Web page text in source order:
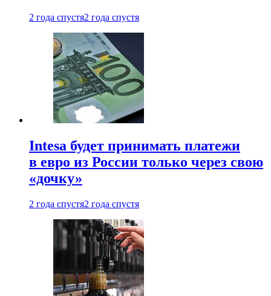
2 года спустя2 года спустя
Intesa будет принимать платежи
в евро из России только через свою
«дочку»
2 года спустя2 года спустя